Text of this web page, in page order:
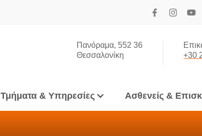
Πανόραμα, 552 36
Θεσσαλονίκη
+30
Τμήματα & Υπηρεσίες Ασθενείς &